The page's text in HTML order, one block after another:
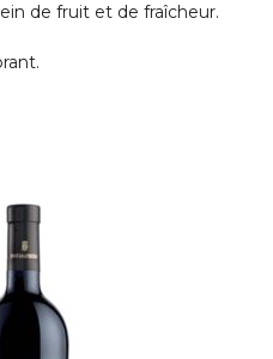
de fruit et de fraîcheur.